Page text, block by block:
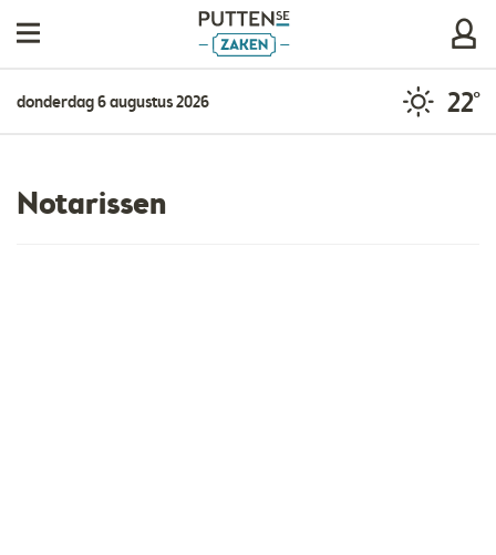
donderdag 6 augustus 2026 22°
Notarissen